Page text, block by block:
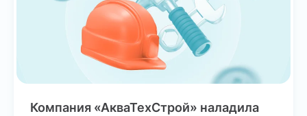
Компания «АкваТехСтрой» наладила